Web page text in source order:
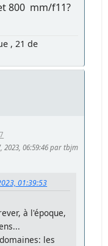
800 mm/f11?
, 21 de
2023, 06:59:46 par tbjm
01:39:53
à l'époque,
les